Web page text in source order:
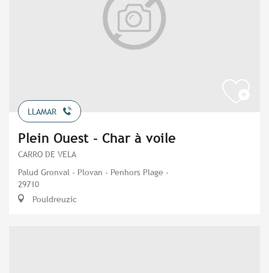
LLAMAR
Plein Ouest - Char à voile
CARRO DE VELA
Palud Gronval - Plovan - Penhors Plage -
29710
Pouldreuzic